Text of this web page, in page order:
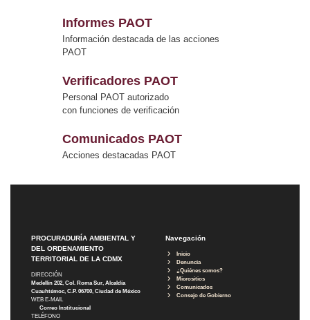
Informes PAOT
Información destacada de las acciones
PAOT
Verificadores PAOT
Personal PAOT autorizado
con funciones de verificación
Comunicados PAOT
Acciones destacadas PAOT
PROCURADURÍA AMBIENTAL Y
DEL ORDENAMIENTO
TERRITORIAL DE LA CDMX
DIRECCIÓN
Medellín 202, Col. Roma Sur, Alcaldía
Cuauhtémoc, C.P. 06700, Ciudad de México
WEB E-MAIL
Correo Institucional
TELÉFONO
Navegación
Inicio
Denuncia
¿Quiénes somos?
Micrositios
Comunicados
Consejo de Gobierno